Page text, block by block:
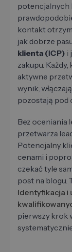
potencjalnych
kontakt
jak dobrze
klienta (ICP) i
zakupu.
aktywne
wynik,
pozostają pod
Bez oceniania
przetwarza
Potencjalny
cenami i
czekać tyle
post na blogu.
Identyfikacja i
pierwszy krok